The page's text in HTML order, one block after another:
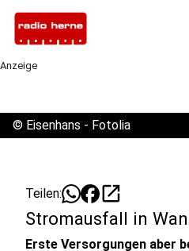
Anzeige
© Eisenhans - Fotolia
Teilen: open_in_new
Stromausfall in
Erste Versorgungen aber